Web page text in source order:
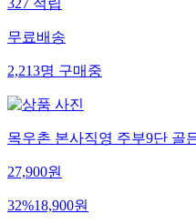
327적립
무료배송
2,213명구매중
목우촌 본사직영 주부9단 골
27,900원
32%18,900원